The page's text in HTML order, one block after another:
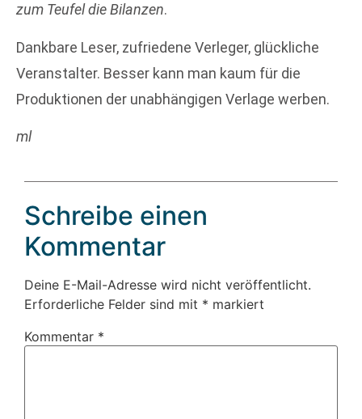
zum Teufel die Bilanzen.
Dankbare Leser, zufriedene Verleger, glückliche
Veranstalter. Besser kann man kaum für die
Produktionen der unabhängigen Verlage werben.
ml
Schreibe einen
Kommentar
Deine E-Mail-Adresse wird nicht veröffentlicht.
Erforderliche Felder sind mit * markiert
Kommentar *